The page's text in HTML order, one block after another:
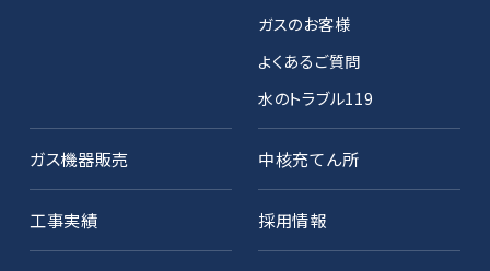
ガスのお客様
よくあるご質問
水のトラブル119
ガス機器販売 中核充てん所
工事実績 採用情報